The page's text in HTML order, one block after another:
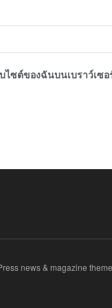
ไซต์ของฉันบนเบราว์เซ
news & magazine